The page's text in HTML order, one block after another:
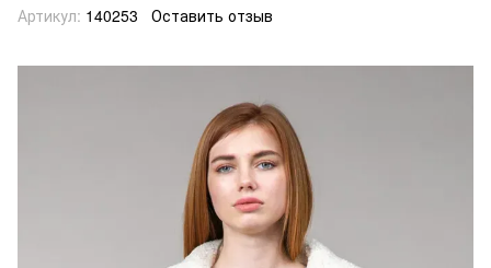
Артикул: 140253 Оставить отзыв